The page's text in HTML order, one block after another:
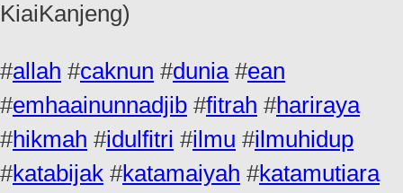
KiaiKanjeng)
#allah #caknun #dunia#ean
#emhaainunnadjib #fitrah #hariraya
#hikmah #idulfitri #ilmu #ilmuhidup
#katabijak #katamaiyah #katamutiara